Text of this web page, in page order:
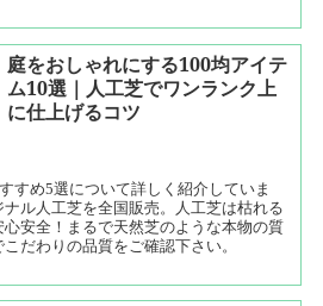
庭をおしゃれにする100均アイテ
ム10選｜人工芝でワンランク上
に仕上げるコツ
すめ5選について詳しく紹介していま
ル人工芝を全国販売。人工芝は枯れる
安全！まるで天然芝のような本物の質
だわりの品質をご確認下さい。